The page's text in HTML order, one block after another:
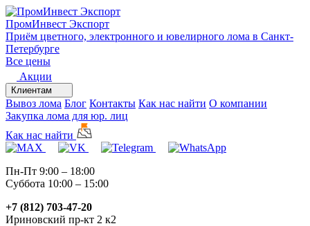
ПромИнвест Экспорт
Приём цветного, электронного и ювелирного лома в Санкт-
Петербурге
Все цены
Акции
Клиентам
Вывоз лома Блог Контакты Как нас найти О компании
Закупка лома для юр. лиц
Как нас найти
Пн-Пт 9:00 – 18:00
Суббота 10:00 – 15:00
+7 (812) 703-47-20
Ириновский пр-кт 2 к2